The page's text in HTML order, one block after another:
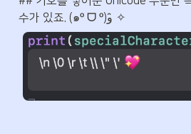
수가 있죠. (๑ᵒ ᗜ ᵒ)و ̑✧